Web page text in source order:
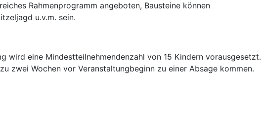
Rahmenprogramm angeboten, Bausteine können
u.v.m. sein.
wird eine Mindestteilnehmendenzahl von 15 Kindern vorausgesetzt.
zwei Wochen vor Veranstaltungbeginn zu einer Absage kommen.